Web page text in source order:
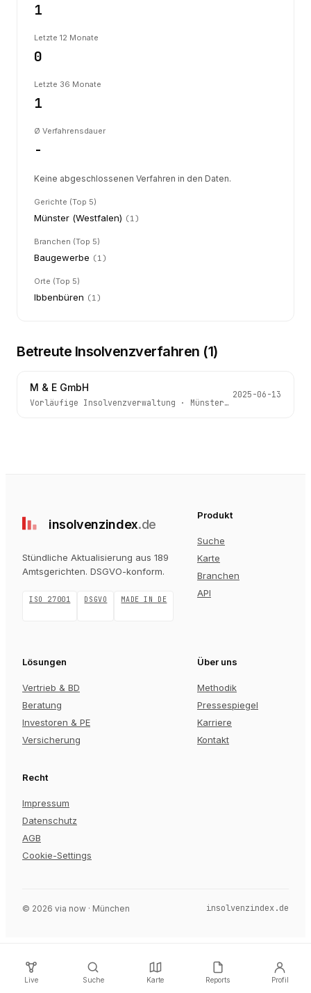
1
Letzte 12 Monate
0
Letzte 36 Monate
1
Ø Verfahrensdauer
-
Keine abgeschlossenen Verfahren in den Daten.
Gerichte (Top 5)
Münster (Westfalen) (1)
Branchen (Top 5)
Baugewerbe (1)
Orte (Top 5)
Ibbenbüren (1)
Betreute Insolvenzverfahren (1)
M & E GmbH
Vorläufige Insolvenzverwaltung · Münster (Westfalen)
2025-06-13
insolvenzindex.de
Stündliche Aktualisierung aus 189
Amtsgerichten. DSGVO-konform.
ISO 27001 DSGVO MADE IN DE
Produkt
Suche
Karte
Branchen
API
Lösungen
Vertrieb & BD
Beratung
Investoren & PE
Versicherung
Über uns
Methodik
Pressespiegel
Karriere
Kontakt
Recht
Impressum
Datenschutz
AGB
Cookie-Settings
© 2026 via now · München insolvenzindex.de
Live Suche Karte Reports Profil